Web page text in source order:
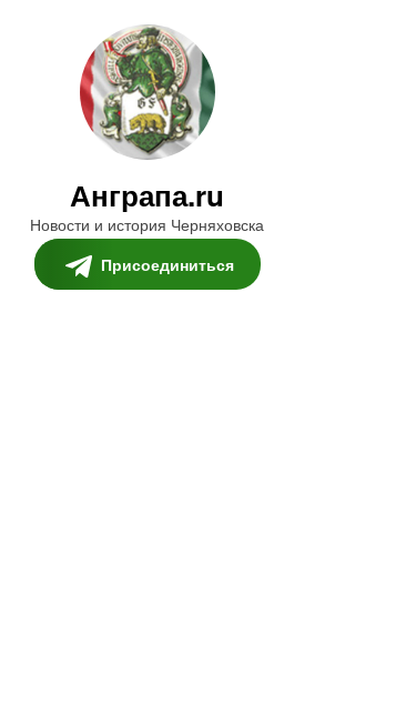
Анграпа.ru
Новости и история Черняховска
Присоединиться